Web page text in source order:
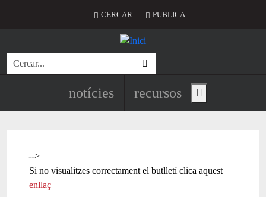
Menú del compte d'usuari
CERCAR PUBLICA
Cerca
Navegació principal de
notícies recursos Show main menu
-->
Si no visualitzes correctament el butlletí clica aquest
enllaç